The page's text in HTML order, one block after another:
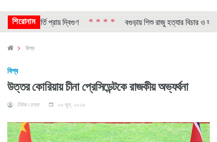
শিরোনাম
ভর্তি প্রায় দ্বিগুণ * * * * বগুড়ায় শিশু রাজু হত্যার বিচার ও ফাঁসির
বিশ্ব
বিশ্ব
উত্তর কোরিয়ায় চীনা প্রেসিডেন্টকে রাজকীয় অভ্যর্থনা
নিউজ ডেস্ক ০৯ জুন, ২০২৬